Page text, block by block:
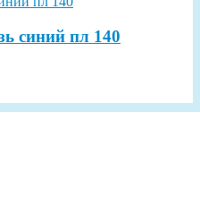
синий пл 140